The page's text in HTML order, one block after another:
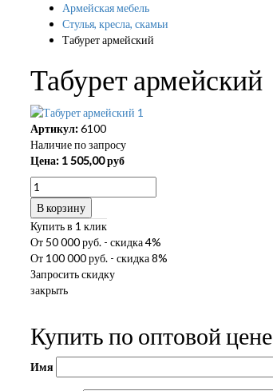
Армейская мебель
Стулья, кресла, скамьи
Табурет армейский
Табурет армейский
Артикул:6100
Наличие по запросу
Цена: 1 505,00руб
В корзину
Купить в 1 клик
От 50 000 руб. - скидка 4%
От 100 000 руб. - скидка 8%
Запросить скидку
закрыть
Купить по оптовой цене
Имя